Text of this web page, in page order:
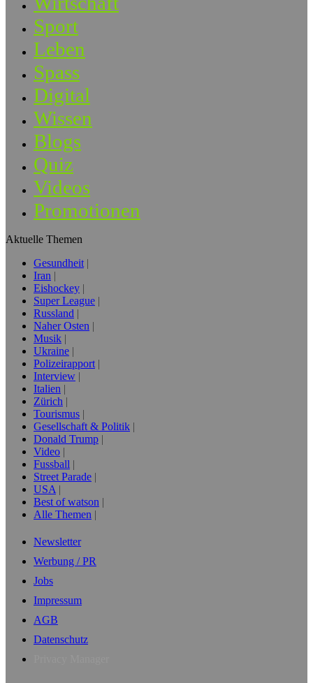
Sport
Leben
Spass
Digital
Wissen
Blogs
Quiz
Videos
Promotionen
Aktuelle Themen
Gesundheit
Iran
Eishockey
Super League
Russland
Naher Osten
Musik
Ukraine
Polizeirapport
Interview
Italien
Zürich
Tourismus
Gesellschaft & Politik
Donald Trump
Video
Fussball
Street Parade
USA
Best of watson
Alle Themen
Newsletter
Werbung / PR
Jobs
Impressum
AGB
Datenschutz